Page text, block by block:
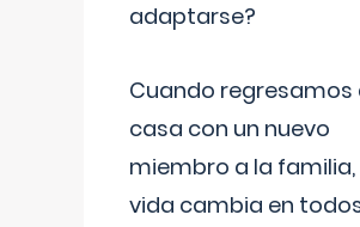
adaptarse?
Cuando regresamos
casa con un nuevo
miembro a la familia,
vida cambia en